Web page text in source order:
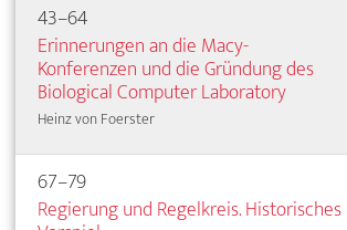
43–64
Erinnerungen an die Macy-
Konferenzen und die Gründung des
Biological Computer Laboratory
Heinz von Foerster
67–79
Regierung und Regelkreis. Historisches